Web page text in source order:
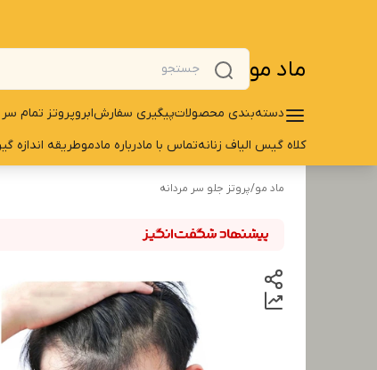
ماد مو
دسته‌بندی محصولاتپیگیری سفارشابروپروتز تمام سر
کلاه گیس الیاف زنانهتماس با مادرباره مادموطریقه اندازه
ماد مو/پروتز جلو سر مردانه